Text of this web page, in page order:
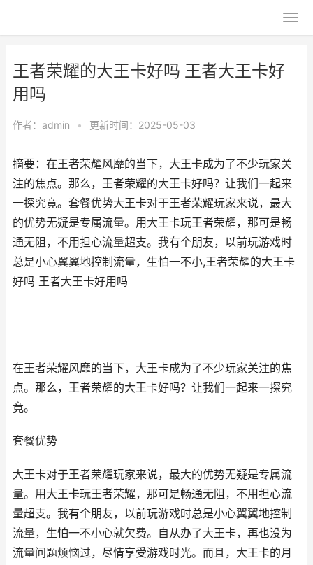
王者荣耀的大王卡好吗 王者大王卡好
用吗
作者： admin • 更新时间：2025-05-03
摘要：在王者荣耀风靡的当下，大王卡成为了不少玩家关
注的焦点。那么，王者荣耀的大王卡好吗？让我们一起来
一探究竟。套餐优势大王卡对于王者荣耀玩家来说，最大
的优势无疑是专属流量。用大王卡玩王者荣耀，那可是畅
通无阻，不用担心流量超支。我有个朋友，以前玩游戏时
总是小心翼翼地控制流量，生怕一不小,王者荣耀的大王卡
好吗 王者大王卡好用吗
在王者荣耀风靡的当下，大王卡成为了不少玩家关注的焦
点。那么，王者荣耀的大王卡好吗？让我们一起来一探究
竟。
套餐优势
大王卡对于王者荣耀玩家来说，最大的优势无疑是专属流
量。用大王卡玩王者荣耀，那可是畅通无阻，不用担心流
量超支。我有个朋友，以前玩游戏时总是小心翼翼地控制
流量，生怕一不小心就欠费。自从办了大王卡，再也没为
流量问题烦恼过，尽情享受游戏时光。而且，大王卡的月